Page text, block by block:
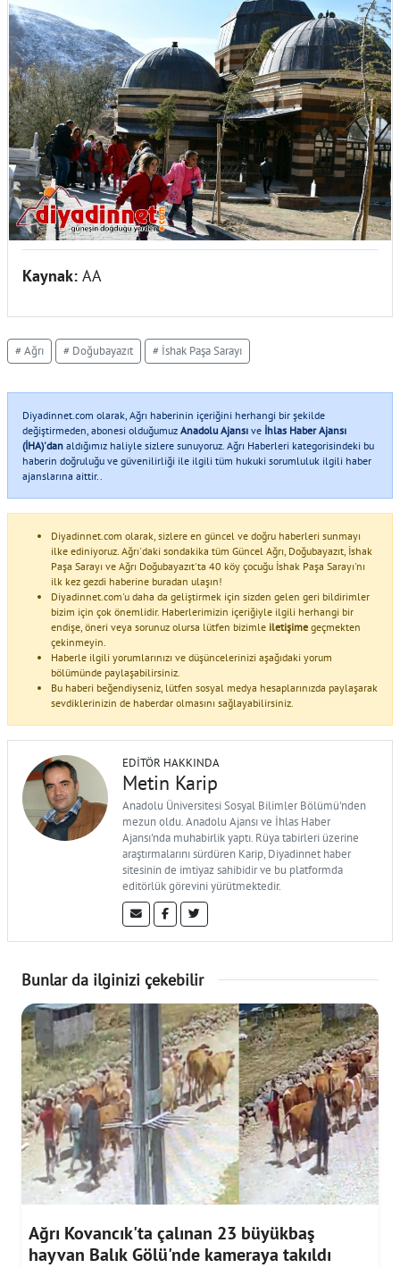
Kaynak: AA
# Ağrı # Doğubayazıt # İshak Paşa Sarayı
Diyadinnet.com olarak, Ağrı haberinin içeriğini herhangi bir şekilde
değiştirmeden, abonesi olduğumuz Anadolu Ajansı ve İhlas Haber Ajansı
(İHA)'dan aldığımız haliyle sizlere sunuyoruz. Ağrı Haberleri kategorisindeki bu
haberin doğruluğu ve güvenilirliği ile ilgili tüm hukuki sorumluluk ilgili haber
ajanslarına aittir..
Diyadinnet.com olarak, sizlere en güncel ve doğru haberleri sunmayı
ilke ediniyoruz. Ağrı'daki sondakika tüm Güncel Ağrı, Doğubayazıt, İshak
Paşa Sarayı ve Ağrı Doğubayazıt'ta 40 köy çocuğu İshak Paşa Sarayı'nı
ilk kez gezdi haberine buradan ulaşın!
Diyadinnet.com'u daha da geliştirmek için sizden gelen geri bildirimler
bizim için çok önemlidir. Haberlerimizin içeriğiyle ilgili herhangi bir
endişe, öneri veya sorunuz olursa lütfen bizimle iletişime geçmekten
çekinmeyin.
Haberle ilgili yorumlarınızı ve düşüncelerinizi aşağıdaki yorum
bölümünde paylaşabilirsiniz.
Bu haberi beğendiyseniz, lütfen sosyal medya hesaplarınızda paylaşarak
sevdiklerinizin de haberdar olmasını sağlayabilirsiniz.
EDITÖR HAKKINDA
Metin Karip
Anadolu Üniversitesi Sosyal Bilimler Bölümü'nden
mezun oldu. Anadolu Ajansı ve İhlas Haber
Ajansı'nda muhabirlik yaptı. Rüya tabirleri üzerine
araştırmalarını sürdüren Karip, Diyadinnet haber
sitesinin de imtiyaz sahibidir ve bu platformda
editörlük görevini yürütmektedir.
Bunlar da ilginizi çekebilir
Ağrı Kovancık'ta çalınan 23 büyükbaş
hayvan Balık Gölü'nde kameraya takıldı